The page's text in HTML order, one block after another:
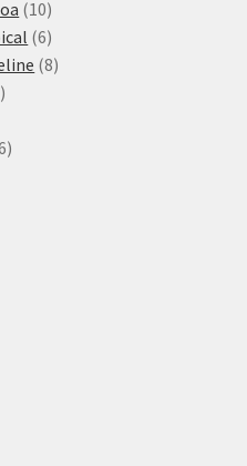
1010
produktů
66
produktů
88
10
26